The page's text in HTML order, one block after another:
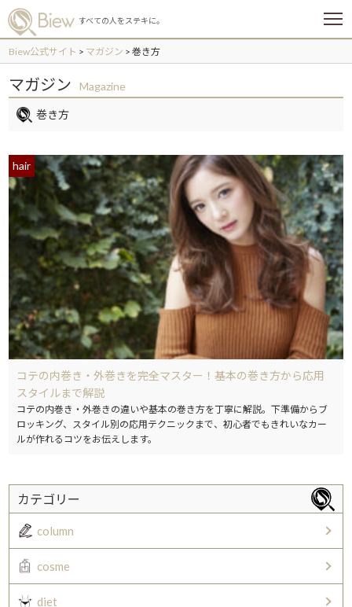
すべての人をステキに。
メ
ー
Biew公式サイト > マガジン >巻き方
マガジン Magazine
巻き方
hair
コテの内巻き・外巻きを完全マスター！基本の巻き方から応用
スタイルまで解説
コテの内巻き・外巻きの違いや基本の巻き方を丁寧に解説。下準備からブ
ロッキング、スタイル別の応用テクニックまで、初心者でもきれいなカー
ルが作れるコツをお伝えします。
カテゴリー
column
cosme
diet